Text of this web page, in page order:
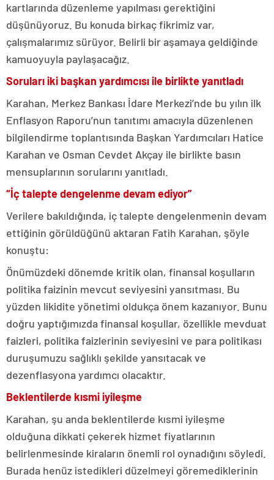
kartlarında düzenleme yapılması gerektiğini
düşünüyoruz. Bu konuda birkaç fikrimiz var,
çalışmalarımız sürüyor. Belirli bir aşamaya geldiğinde
kamuoyuyla paylaşacağız.
Soruları iki başkan yardımcısı ile birlikte yanıtladı
Karahan, Merkez Bankası İdare Merkezi’nde bu yılın ilk
Enflasyon Raporu’nun tanıtımı amacıyla düzenlenen
bilgilendirme toplantısında Başkan Yardımcıları Hatice
Karahan ve Osman Cevdet Akçay ile birlikte basın
mensuplarının sorularını yanıtladı.
“İç talepte dengelenme devam ediyor”
Verilere bakıldığında, iç talepte dengelenmenin devam
ettiğinin görüldüğünü aktaran Fatih Karahan, şöyle
konuştu:
Önümüzdeki dönemde kritik olan, finansal koşulların
politika faizinin mevcut seviyesini yansıtması. Bu
yüzden likidite yönetimi oldukça önem kazanıyor. Bunu
doğru yaptığımızda finansal koşullar, özellikle mevduat
faizleri, politika faizlerinin seviyesini ve para politikası
duruşumuzu sağlıklı şekilde yansıtacak ve
dezenflasyona yardımcı olacaktır.
Beklentilerde kısmi iyileşme
Karahan, şu anda beklentilerde kısmi iyileşme
olduğuna dikkati çekerek hizmet fiyatlarının
belirlenmesinde kiraların önemli rol oynadığını söyledi.
Burada henüz istedikleri düzelmeyi göremediklerinin